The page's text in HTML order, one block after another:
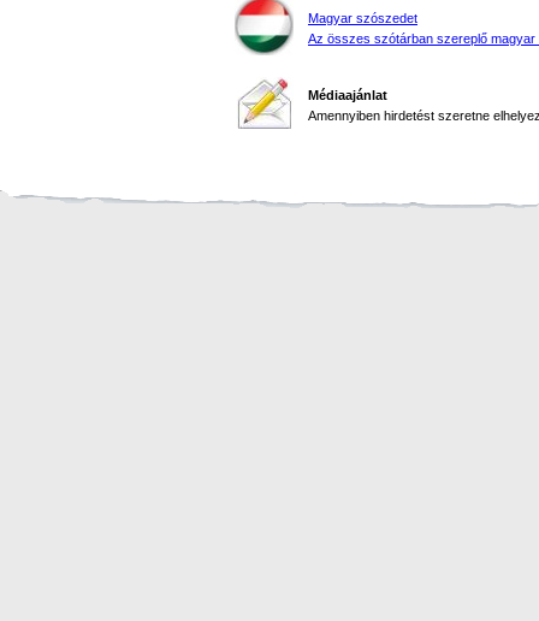
Magyar szószedet
Az összes szótárban szereplő magyar
Médiaajánlat
Amennyiben hirdetést szeretne